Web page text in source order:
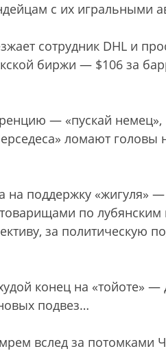
с их игральными
сотрудник DHL и
биржи — $106 за
— «пускай немец»,
ломают головы
поддержку «жигуля»
по
за политическую
конец на «тойоте» —
подвез…
вслед за потомками